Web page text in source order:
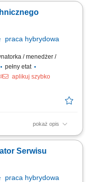
oraz
prac –
praca hybrydowa
/ menedżer /
pełny etat
aplikuj szybko
pokaż opis
realizacji zgłoszeń
wykonywanych prac;
technicznych;
Serwisu
praca hybrydowa